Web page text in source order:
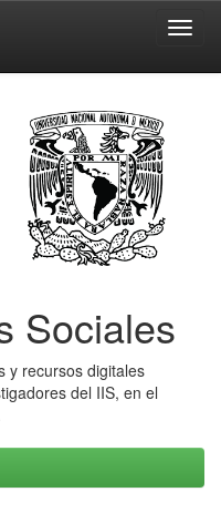
Sociales
y recursos digitales
del IIS, en el